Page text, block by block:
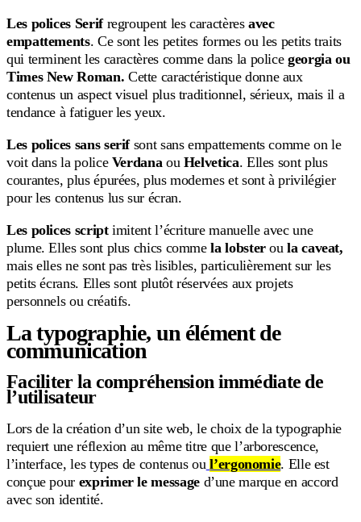
Les polices Serifregroupent les caractèresavec
empattements. Ce sont les petites formes ou les petits traits
qui terminent les caractères comme dans la police georgia ou
Times New Roman. Cette caractéristique donne aux
contenus un aspect visuel plus traditionnel, sérieux, mais il a
tendance à fatiguer les yeux.
Les polices sans serif sont sans empattements comme on le
voit dans la police Verdana ou Helvetica. Elles sont plus
courantes, plus épurées, plus modernes et sont à privilégier
pour les contenus lus sur écran.
Les polices scriptimitent l’écriture manuelle avec une
plume. Elles sont plus chics commela lobsteroula caveat,
mais elles ne sont pas très lisibles, particulièrement sur les
petits écrans. Elles sont plutôt réservées aux projets
personnels ou créatifs.
La typographie, un élément de
communication
Faciliter la compréhension immédiate de
l’utilisateur
Lors de la création d’un site web, le choix de la typographie
requiert une réflexion au même titre que l’arborescence,
l’interface, les types de contenus ou l’ergonomie. Elle est
conçue pour exprimer le message d’une marque en accord
avec son identité.